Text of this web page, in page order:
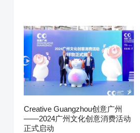
Creative Guangzhou创意广州
——2024广州文化创意消费活动
正式启动